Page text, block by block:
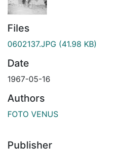
Files
0602137.JPG (41.98 KB)
Date
1967-05-16
Authors
FOTO VENUS
Publisher